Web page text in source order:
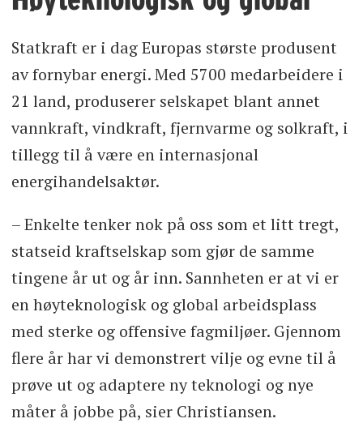
Statkraft er i dag Europas største produsent
av fornybar energi. Med 5700 medarbeidere i
21 land, produserer selskapet blant annet
vannkraft, vindkraft, fjernvarme og solkraft, i
tillegg til å være en internasjonal
energihandelsaktør.
– Enkelte tenker nok på oss som et litt tregt,
statseid kraftselskap som gjør de samme
tingene år ut og år inn. Sannheten er at vi er
en høyteknologisk og global arbeidsplass
med sterke og offensive fagmiljøer. Gjennom
flere år har vi demonstrert vilje og evne til å
prøve ut og adaptere ny teknologi og nye
måter å jobbe på, sier Christiansen.